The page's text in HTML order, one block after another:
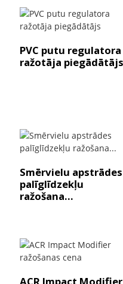
PVC putu regulatora
ražotāja piegādātājs
Smērvielu apstrādes
palīglīdzekļu
ražošana...